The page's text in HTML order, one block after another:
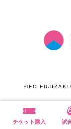
©FC
チケット購入 試